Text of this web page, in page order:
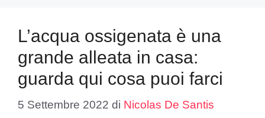
L’acqua ossigenata è una
grande alleata in casa:
guarda qui cosa puoi farci
5 Settembre 2022 di Nicolas De Santis